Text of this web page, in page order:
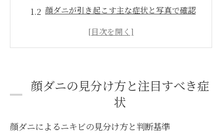
顔ダニが引き起こす主な症状と写真で確認
顔ダニの特徴を理解し正確な見極めを目指
考察
悩みがちな顔ダニを安全にケアする道
顔ダニ対策の安全なセルフケア手法を解説
顔ダニの見分け方と注目すべき症
状
顔ダニによるニキビの見分け方と判断基準